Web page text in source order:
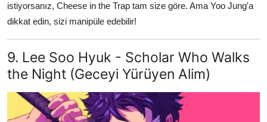
istiyorsanız, Cheese in the Trap tam size göre. Ama Yoo Jung'a
dikkat edin, sizi manipüle edebilir!
9. Lee Soo Hyuk - Scholar Who Walks
the Night (Geceyi Yürüyen Alim)